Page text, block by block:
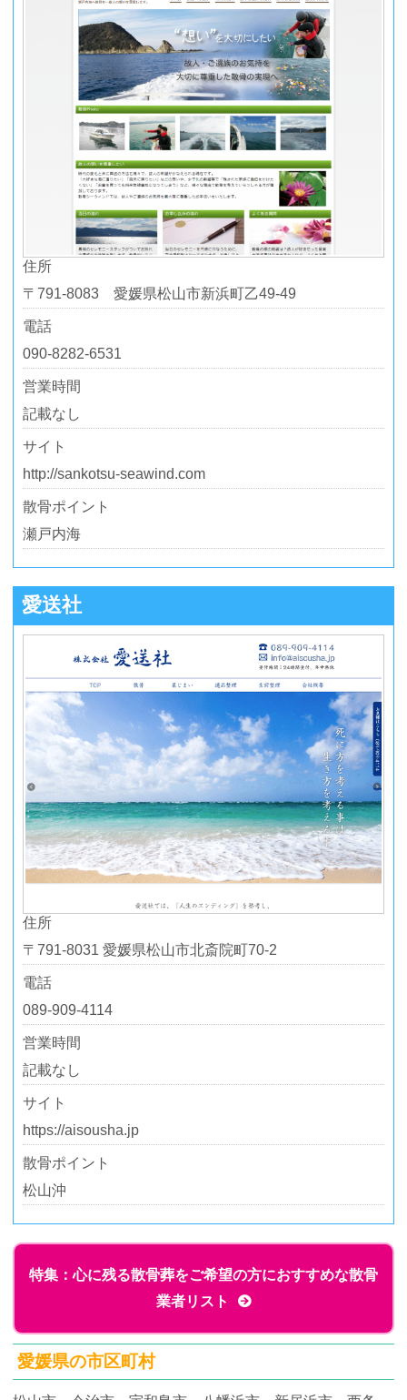
住所
〒791-8083 愛媛県松山市新浜町乙49-49
電話
090-8282-6531
営業時間
記載なし
サイト
http://sankotsu-seawind.com
散骨ポイント
瀬戸内海
愛送社
住所
〒791-8031 愛媛県松山市北斎院町70-2
電話
089-909-4114
営業時間
記載なし
サイト
https://aisousha.jp
散骨ポイント
松山沖
特集：心に残る散骨葬をご希望の方におすすめな散骨
業者リスト
愛媛県の市区町村